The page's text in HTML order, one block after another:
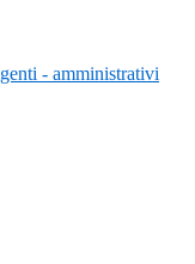
- amministrativi